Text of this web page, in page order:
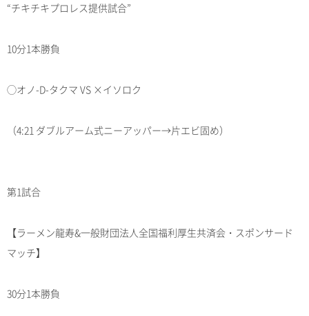
“チキチキプロレス提供試合”
10分1本勝負
◯オノ-D-タクマ VS ×イソロク
（4:21 ダブルアーム式ニーアッパー→片エビ固め）
第1試合
【ラーメン龍寿&一般財団法人全国福利厚生共済会・スポンサード
マッチ】
30分1本勝負